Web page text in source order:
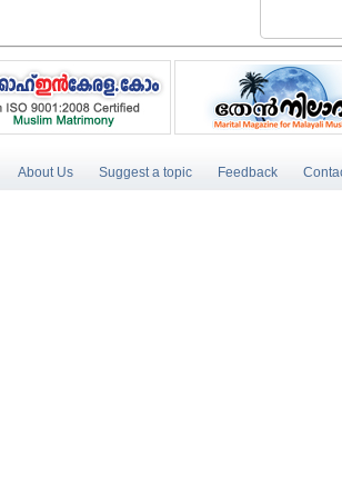
About Us Suggest a topic Feedback